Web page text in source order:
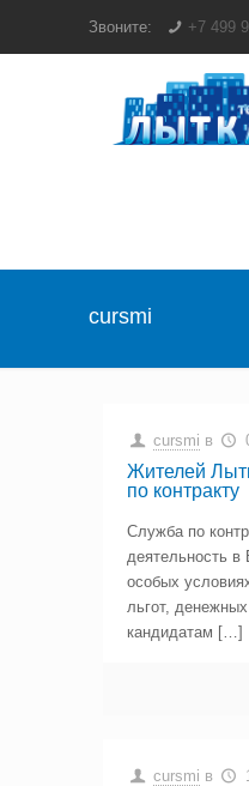
Звоните: +7 499
cursmi
cursmi в
Жителей
по контракту
Служба по
деятельность
особых
льгот,
кандидатам […]
cursmi в